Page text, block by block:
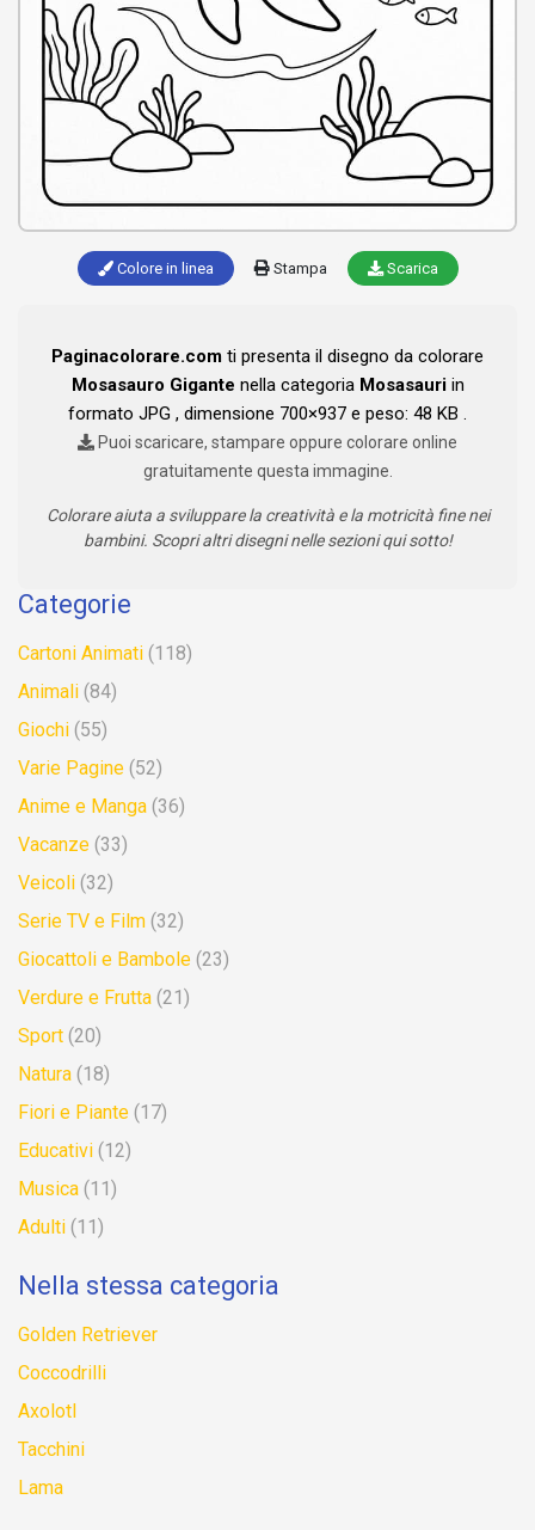
Colore in linea Stampa Scarica
Paginacolorare.com ti presenta il disegno da colorare
Mosasauro Gigante nella categoria Mosasauriin
formato JPG , dimensione 700×937 e peso: 48 KB .
Puoi scaricare, stampare oppure colorare online
gratuitamente questa immagine.
Colorare aiuta a sviluppare la creatività e la motricità fine nei
bambini. Scopri altri disegni nelle sezioni qui sotto!
Categorie
Cartoni Animati (118)
Animali (84)
Giochi (55)
Varie Pagine (52)
Anime e Manga (36)
Vacanze (33)
Veicoli (32)
Serie TV e Film (32)
Giocattoli e Bambole (23)
Verdure e Frutta (21)
Sport (20)
Natura (18)
Fiori e Piante (17)
Educativi (12)
Musica (11)
Adulti (11)
Nella stessa categoria
Golden Retriever
Coccodrilli
Axolotl
Tacchini
Lama